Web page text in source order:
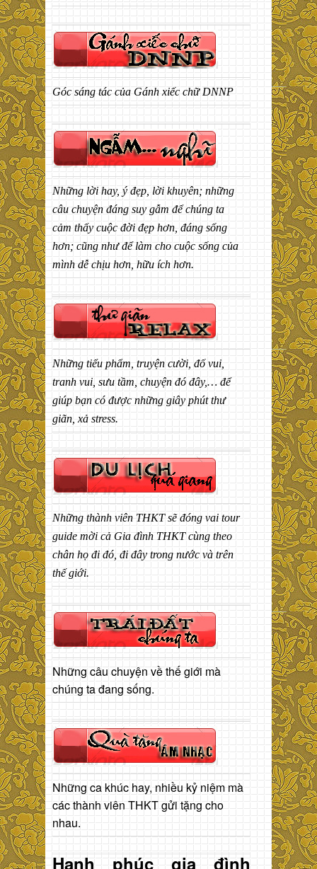
Góc sáng tác của Gánh xiếc chữ DNNP
Những lời hay, ý đẹp, lời khuyên; những
câu chuyện đáng suy gẫm để chúng ta
cảm thấy cuộc đời đẹp hơn, đáng sống
hơn; cũng như để làm cho cuộc sống của
mình dễ chịu hơn, hữu ích hơn.
Những tiểu phẩm, truyện cười, đố vui,
tranh vui, sưu tầm, chuyện đó đây,… để
giúp bạn có được những giây phút thư
giãn, xả stress.
Những thành viên THKT sẽ đóng vai tour
guide mời cả Gia đình THKT cùng theo
chân họ đi đó, đi đây trong nước và trên
thế giới.
Những câu chuyện về thế giới mà
chúng ta đang sống.
Những ca khúc hay, nhiều kỷ niệm mà
các thành viên THKT gửi tặng cho
nhau.
Hạnh phúc gia đình